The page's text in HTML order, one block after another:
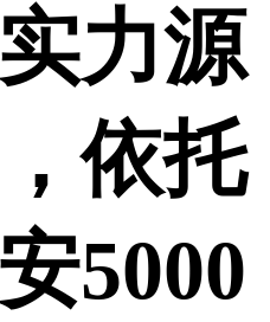
力源
依托
5000